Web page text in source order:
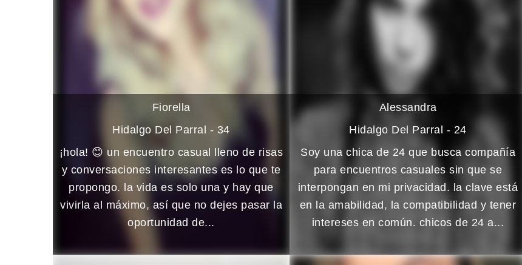
Fiorella
Hidalgo Del Parral - 34
¡hola! 😊 un encuentro casual lleno de risas
y conversaciones interesantes es lo que te
propongo. la vida es solo una y hay que
vivirla al máximo, así que no dejes pasar la
oportunidad de...
Alessandra
Hidalgo Del Parral - 24
Soy una chica de 24 que busca compañía
para encuentros casuales sin que se
interpongan en mi privacidad. la clave está
en la amabilidad, la compatibilidad y tener
intereses en común. chicos de 24 a...